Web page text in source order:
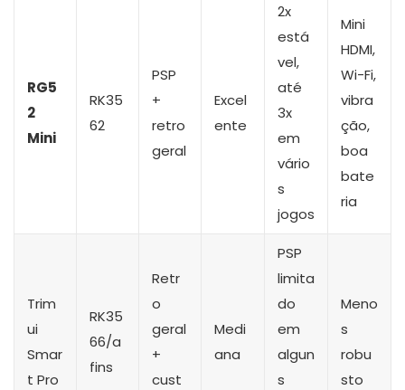
RG5
2
Mini
RK35
62
PSP
+
retro
geral
Excel
ente
2x
está
vel,
até
3x
em
vário
s
jogos
Mini
HDMI,
Wi-Fi,
vibra
ção,
boa
bate
ria
Trim
ui
Smar
t Pro
RK35
66/a
fins
Retr
o
geral
+
cust
Medi
ana
PSP
limita
do
em
algun
s
Meno
s
robu
sto